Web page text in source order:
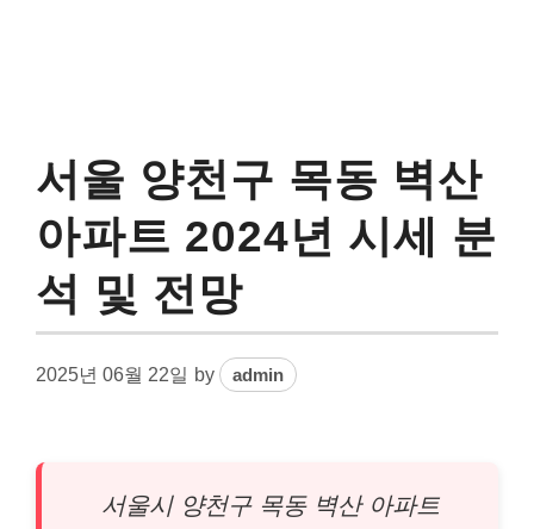
서울 양천구 목동 벽산
아파트 2024년 시세 분
석 및 전망
2025년 06월 22일 by admin
서울시 양천구 목동 벽산 아파트